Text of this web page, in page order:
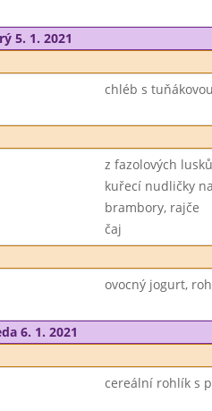
5. 1. 2021
chléb s
z fazolových lusků
kuřecí nudličky
brambory, rajče
čaj
ovocný jogurt,
6. 1. 2021
cereální rohlík s